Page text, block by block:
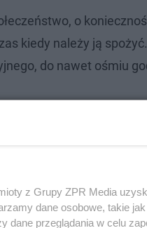
o
kiedy należy ją
do nawet ośmiu
z Grupy ZPR Media
dane osobowe, takie
dane przeglądania w celu